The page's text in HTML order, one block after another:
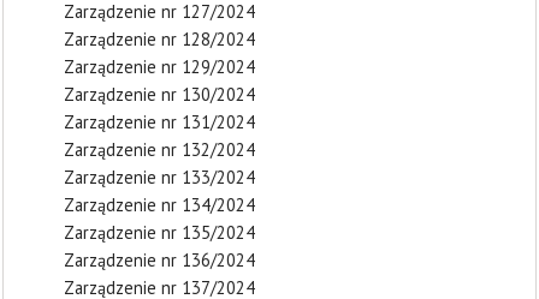
Zarządzenie nr 127/2024
Zarządzenie nr 128/2024
Zarządzenie nr 129/2024
Zarządzenie nr 130/2024
Zarządzenie nr 131/2024
Zarządzenie nr 132/2024
Zarządzenie nr 133/2024
Zarządzenie nr 134/2024
Zarządzenie nr 135/2024
Zarządzenie nr 136/2024
Zarządzenie nr 137/2024